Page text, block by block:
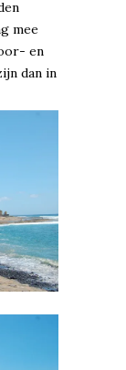
mee
en
dan in